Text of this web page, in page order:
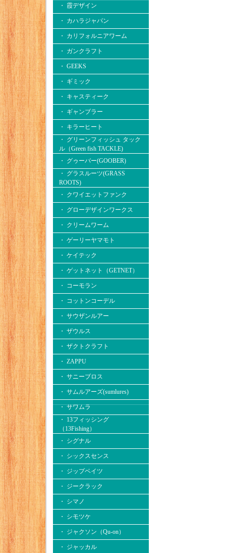
・ 霞デザイン
・ カハラジャパン
・ カリフォルニアワーム
・ ガンクラフト
・ GEEKS
・ ギミック
・ キャスティーク
・ ギャンブラー
・ キラーヒート
・ グリーンフィッシュ タック
ル（Green fish TACKLE)
・ グゥーバー(GOOBER)
・ グラスルーツ(GRASS
ROOTS)
・ クワイエットファンク
・ グローデザインワークス
・ クリームワーム
・ ゲーリーヤマモト
・ ケイテック
・ ゲットネット（GETNET）
・ コーモラン
・ コットンコーデル
・ サウザンルアー
・ ザウルス
・ ザクトクラフト
・ ZAPPU
・ サニーブロス
・ サムルアーズ(sumlures)
・ サワムラ
・ 13フィッシング
（13Fishing）
・ シグナル
・ シックスセンス
・ ジップベイツ
・ ジークラック
・ シマノ
・ シモツケ
・ ジャクソン（Qu-on）
・ ジャッカル